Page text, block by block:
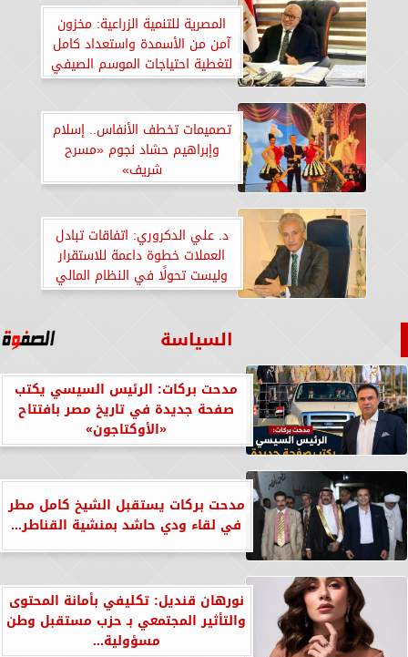
المصرية للتنمية الزراعية: مخزون
آمن من الأسمدة واستعداد كامل
لتغطية احتياجات الموسم الصيفي
تصميمات تخطف الأنفاس.. إسلام
وإبراهيم حشاد نجوم «مسرح
شريف»
د. علي الدكروري: اتفاقات تبادل
العملات خطوة داعمة للاستقرار
وليست تحولًا في النظام المالي
العالمي
السياسة
مدحت بركات: الرئيس السيسي يكتب
صفحة جديدة في تاريخ مصر بافتتاح
«الأوكتاجون»
مدحت بركات يستقبل الشيخ كامل مطر
في لقاء ودي حاشد بمنشية القناطر...
نورهان قنديل: تكليفي بأمانة المحتوى
والتأثير المجتمعي بـ حزب مستقبل وطن
مسؤولية...